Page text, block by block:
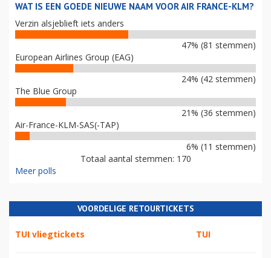
WAT IS EEN GOEDE NIEUWE NAAM VOOR AIR FRANCE-KLM?
Verzin alsjeblieft iets anders
47% (81 stemmen)
European Airlines Group (EAG)
24% (42 stemmen)
The Blue Group
21% (36 stemmen)
Air-France-KLM-SAS(-TAP)
6% (11 stemmen)
Totaal aantal stemmen: 170
Meer polls
VOORDELIGE RETOURTICKETS
TUI vliegtickets TUI